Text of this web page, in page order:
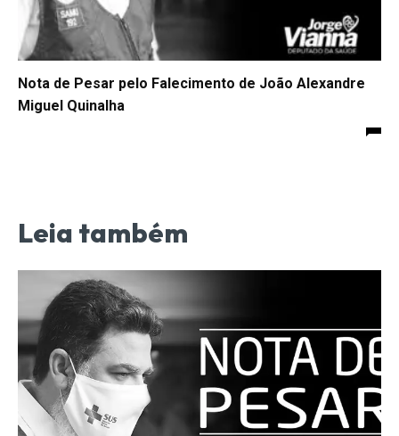
Nota de Pesar pelo Falecimento de João Alexandre
Miguel Quinalha
Leia também